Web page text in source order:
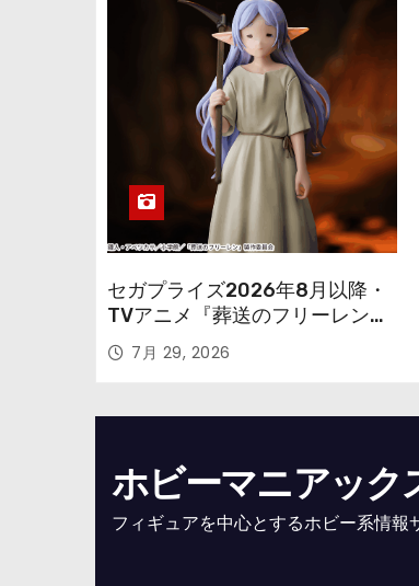
セガプライズ2026年8月以降・
TVアニメ『葬送のフリーレン』
鉱山で300年働くことになっっ
ちゃった「フリーレン」を立体
7月 29, 2026
ホビーマニアック
フィギュアを中心とするホビー系情報